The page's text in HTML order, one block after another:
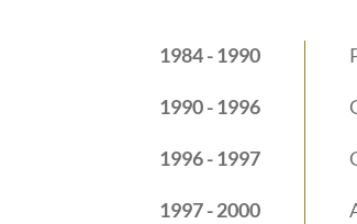
1984 - 1990
1990 - 1996
1996 - 1997
1997 - 2000